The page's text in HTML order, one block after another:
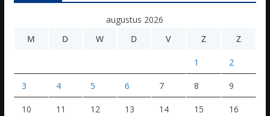
augustus 2026
M
D W D V Z Z
1 2
3 4 5 6 7 8 9
10 11 12 13 14 15 16